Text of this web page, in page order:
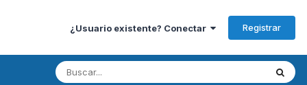
¿Usuario existente? Conectar Registrar